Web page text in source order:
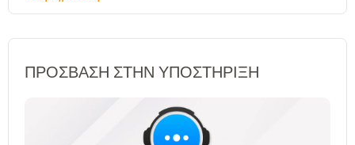
ΠΡΌΣΒΑΣΗ ΣΤΗΝ ΥΠΟΣΤΉΡΙΞΗ